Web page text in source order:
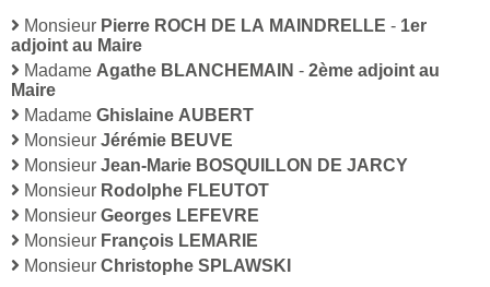
Monsieur Pierre ROCH DE LA MAINDRELLE - 1er
adjoint au Maire
Madame Agathe BLANCHEMAIN - 2ème adjoint au
Maire
Madame Ghislaine AUBERT
Monsieur Jérémie BEUVE
Monsieur Jean-Marie BOSQUILLON DE JARCY
Monsieur Rodolphe FLEUTOT
Monsieur Georges LEFEVRE
Monsieur François LEMARIE
Monsieur Christophe SPLAWSKI